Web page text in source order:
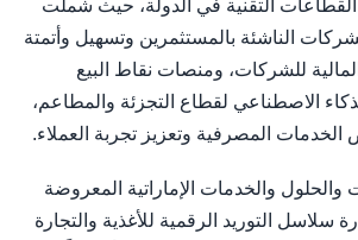
التقنية في الدولة، حيث شملت
الناشئة بالمستثمرين وتسهيل وأتمتة
للشركات، ومنصات نقاط البيع
الاصطناعي لقطاع التجزئة والمطاعم،
الخدمات المصرفية وتعزيز تجربة العملاء.
والخدمات الإماراتية المعروضة
سلاسل التوريد الرقمية للأغذية والتجارة